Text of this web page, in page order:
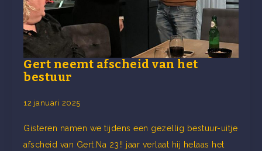
Gert neemt afscheid van het
bestuur
12 januari 2025
Gisteren namen we tijdens een gezellig bestuur-uitje
afscheid van Gert.Na 23!! jaar verlaat hij helaas het